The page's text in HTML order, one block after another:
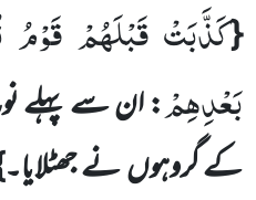
{كَذَّبَتْ قَبْلَهُمْ قَوْمُ
بَعْدِهِمْ: ان سے پہلے
کے گروہوںنے